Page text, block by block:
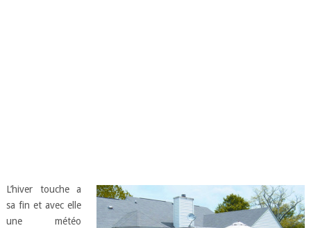
L’hiver touche a
sa fin et avec elle
une météo